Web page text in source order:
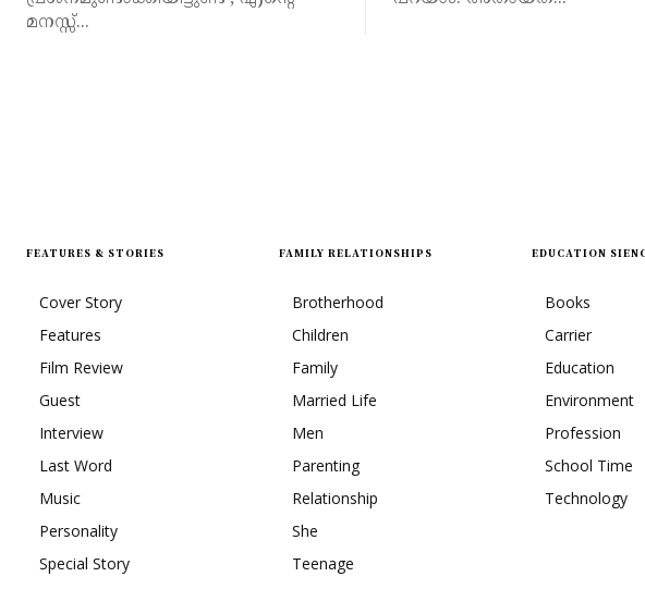
മനസ്സ്...
FEATURES & STORIES
Cover Story
Features
Film Review
Guest
Interview
Last Word
Music
Personality
Special Story
FAMILY RELATIONSHIPS
Brotherhood
Children
Family
Married Life
Men
Parenting
Relationship
She
Teenage
EDUCATION
Books
Carrier
Education
Environment
Profession
School Time
Technology